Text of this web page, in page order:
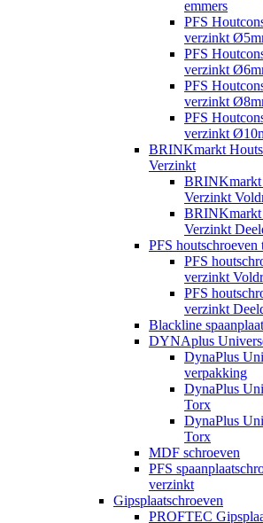
emmers
PFS
verzinkt
PFS
verzinkt
PFS
verzinkt
PFS
verzinkt
BRINKmarkt
Verzinkt
BRINKmarkt
Verzinkt
BRINKmarkt
Verzinkt
PFS
PFS
verzinkt
PFS
verzinkt
Blackline
DYNAplus
DynaPlus
verpakking
DynaPlus
Torx
DynaPlus
Torx
MDF schroeven
PFS
verzinkt
Gipsplaatschroeven
PROFTEC